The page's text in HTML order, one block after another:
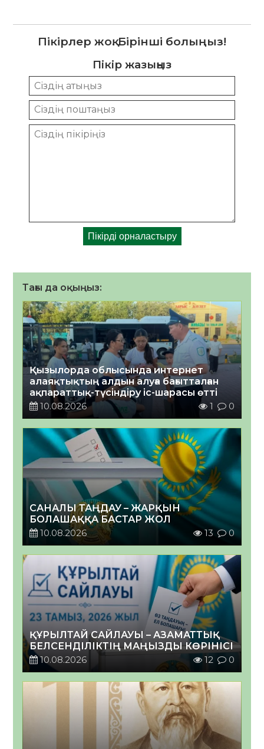
Пікірлер жоқ. Бірінші болыңыз!
Пікір жазыңыз
Тағы да оқыңыз:
Қызылорда облысында интернет
алаяқтықтың алдын алуға бағытталған
ақпараттық-түсіндіру іс-шарасы өтті
10.08.2026
1 0
САНАЛЫ ТАҢДАУ – ЖАРҚЫН
БОЛАШАҚҚА БАСТАР ЖОЛ
10.08.2026
13 0
ҚҰРЫЛТАЙ САЙЛАУЫ – АЗАМАТТЫҚ
БЕЛСЕНДІЛІКТІҢ МАҢЫЗДЫ КӨРІНІСІ
10.08.2026
12 0